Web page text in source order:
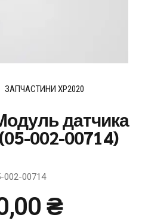
ЗАПЧАСТИНИ XP2020
датчика
002-00714)
002-00714
₴